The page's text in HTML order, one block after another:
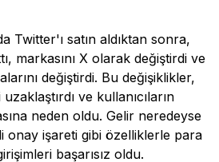
Twitter'ı satın aldıktan sonra,
markasını X olarak değiştirdi ve
değiştirdi. Bu değişiklikler,
ve kullanıcıların
neden oldu. Gelir neredeyse
onay işareti gibi özelliklerle para
başarısız oldu.